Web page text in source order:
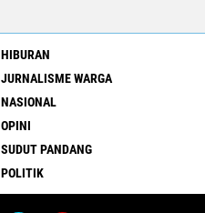
HIBURAN
JURNALISME WARGA
NASIONAL
OPINI
SUDUT PANDANG
POLITIK